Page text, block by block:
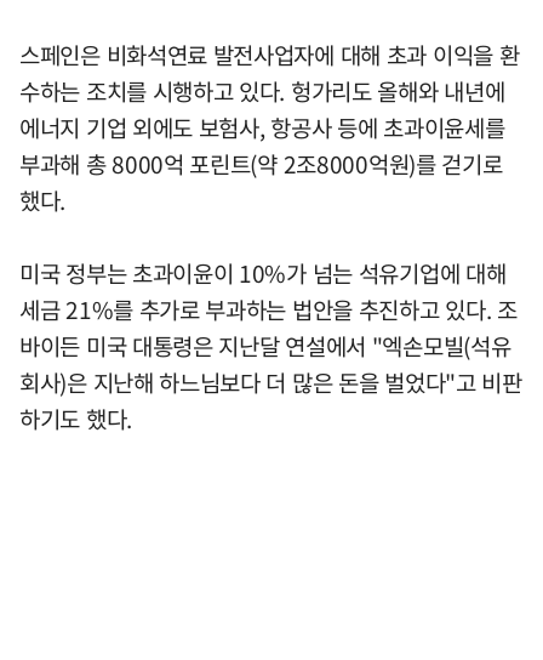
스페인은 비화석연료 발전사업자에 대해 초과 이익을 환
수하는 조치를 시행하고 있다. 헝가리도 올해와 내년에
에너지 기업 외에도 보험사, 항공사 등에 초과이윤세를
부과해 총 8000억 포린트(약 2조8000억원)를 걷기로
했다.
미국 정부는 초과이윤이 10%가 넘는 석유기업에 대해
세금 21%를 추가로 부과하는 법안을 추진하고 있다. 조
바이든 미국 대통령은 지난달 연설에서 "엑손모빌(석유
회사)은 지난해 하느님보다 더 많은 돈을 벌었다"고 비판
하기도 했다.